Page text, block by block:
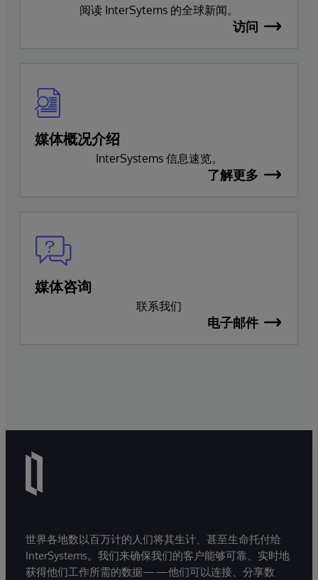
阅读 InterSytems 的全球新闻。
访问
媒体概况介绍
InterSystems 信息速览。
了解更多
媒体咨询
联系我们
电子邮件
世界各地数以百万计的人们将其生计、甚至生命托付给
InterSystems。我们来确保我们的客户能够可靠、实时地
获得他们工作所需的数据——他们可以连接、分享数